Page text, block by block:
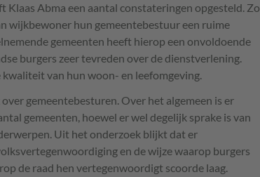
Klaas Abma een aantal constateringen opgesteld. Zo
wijkbewoner hun gemeentebestuur een ruime
gemeenten heeft hierop een onvoldoende
burgers zeer tevreden over de dienstverlening.
van hun woon- en leefomgeving.
gemeentebesturen. Over het algemeen is er
gemeenten, hoewel er wel degelijk sprake is van
Uit het onderzoek blijkt dat er
en de wijze waarop burgers
de raad hen vertegenwoordigt scoorde laag.